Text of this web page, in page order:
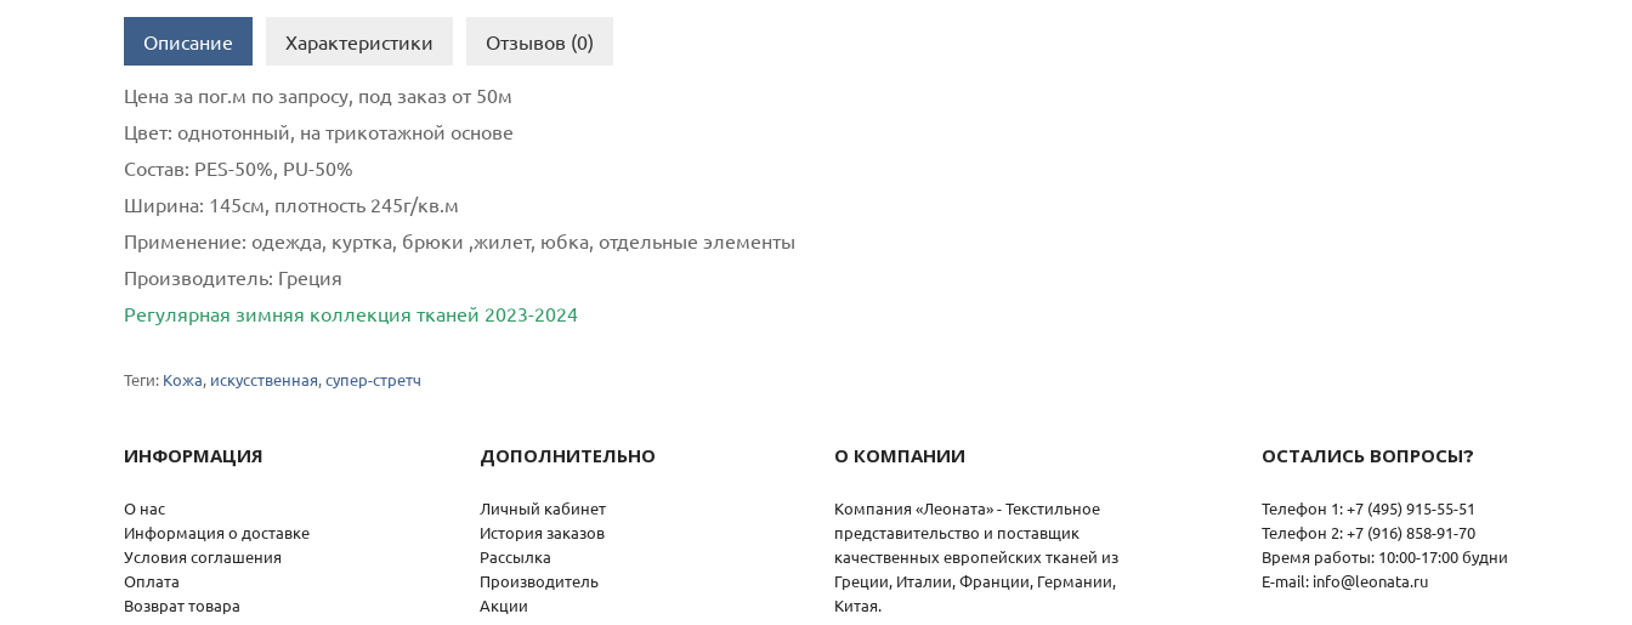
Описание Характеристики Отзывов (0)
Цена за пог.м по запросу, под заказ от 50м
Цвет: однотонный, на трикотажной основе
Состав: PES-50%, PU-50%
Ширина: 145см, плотность 245г/кв.м
Применение: одежда, куртка, брюки ,жилет, юбка, отдельные элементы
Производитель: Греция
Регулярная зимняя коллекция тканей 2023-2024
Теги: Кожа, искусственная,супер-стретч
ИНФОРМАЦИЯ
О нас
Информация о доставке
Условия соглашения
Оплата
Возврат товара
ДОПОЛНИТЕЛЬНО
Личный кабинет
История заказов
Рассылка
Производитель
Акции
О КОМПАНИИ
Компания «Леоната» - Текстильное
представительство и поставщик
качественных европейских тканей из
Греции, Италии, Франции, Германии,
Китая.
ОСТАЛИСЬ ВОПРОСЫ?
Телефон 1: +7 (495) 915-55-51
Телефон 2: +7 (916) 858-91-70
Время работы: 10:00-17:00 будни
E-mail: info@leonata.ru